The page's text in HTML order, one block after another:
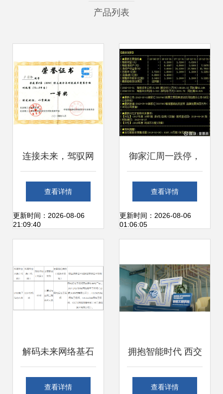
产品列表
连接未来，驾驭网
络 —— 计算机网
络技术专业深度解
查看详情
更新时间：2026-08-06
21:09:40
御家汇周一跌停，
主升浪究竟是否落
幕？——基于技术
解析
查看详情
更新时间：2026-08-06
01:06:05
解码未来网络基石
北京网络职业学院
查看详情
拥抱智能时代 西交
利物浦大学硬核实
查看详情